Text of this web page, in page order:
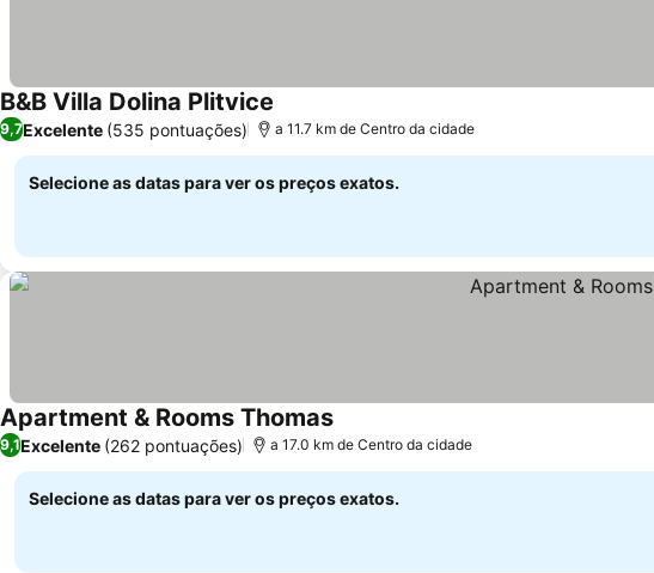
B&B Villa Dolina Plitvice
9,7Excelente (535 pontuações) a 11.7 km de Centro da cidade
Selecione as datas para ver os preços exatos.
Apartment & Rooms Thomas
9,1Excelente (262 pontuações) a 17.0 km de Centro da cidade
Selecione as datas para ver os preços exatos.